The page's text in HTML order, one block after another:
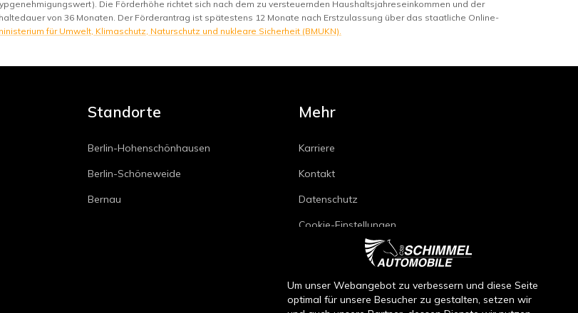
Die Förderhöhe richtet sich nach dem zu versteuernden Haushaltsjahreseinkommen und der
von 36 Monaten. Der Förderantrag ist spätestens 12 Monate nach Erstzulassung über das staatliche Online-
für Umwelt, Klimaschutz, Naturschutz und nukleare Sicherheit (BMUKN).
Standorte
Berlin-Hohenschönhausen
Berlin-Schöneweide
Bernau
Mehr
Karriere
Kontakt
Datenschutz
Cookie-Einstellungen
Verkaufsbedingungen Neuwagen
Um unser Webangebot zu verbessern und diese Seite
optimal für unsere Besucher zu gestalten, setzen wir